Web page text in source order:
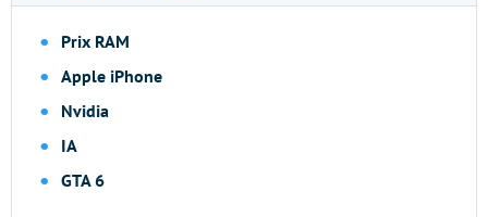
Prix RAM
Apple iPhone
Nvidia
IA
GTA 6